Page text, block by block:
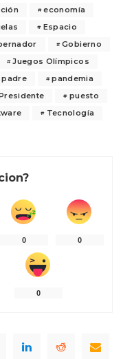
economía
Espacio
Gobierno
Juegos Olímpicos
padre
pandemia
puesto
Tecnología
0 0
0